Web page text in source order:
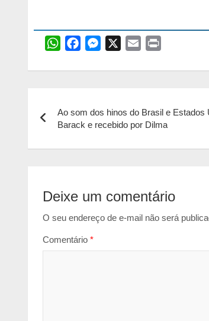
W
a
A
p
c
o
k
s
e
a
i
de
Post
Ao som dos hinos do Brasil e Estados
Barack e recebido por Dilma
Deixe um comentário
O seu endereço de e-mail não será
Comentário *